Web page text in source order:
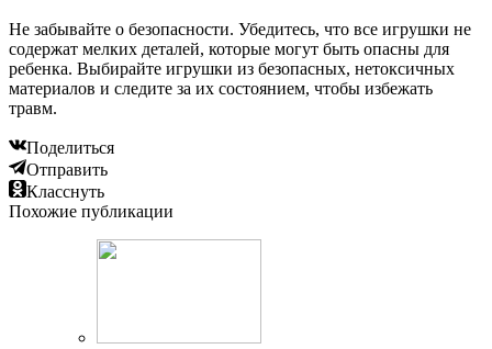
Не забывайте о безопасности. Убедитесь, что все игрушки не
содержат мелких деталей, которые могут быть опасны для
ребенка. Выбирайте игрушки из безопасных, нетоксичных
материалов и следите за их состоянием, чтобы избежать
травм.
Поделиться
Отправить
Класснуть
Похожие публикации